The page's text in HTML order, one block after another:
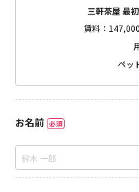
三軒茶屋 最
賃料：
ペッ
お名前 必須